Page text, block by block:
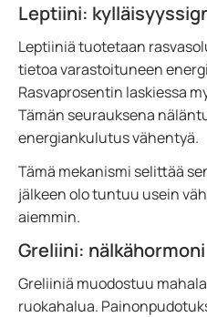
Leptiini:
Leptiiniä tuotetaan
tietoa varastoituneen
Rasvaprosentin laskiessa
Tämän seurauksena
energiankulutus vähentyä.
Tämä mekanismi selittää
jälkeen olo tuntuu usein
aiemmin.
Greliini: nälkähormoni
Greliiniä muodostuu
ruokahalua.